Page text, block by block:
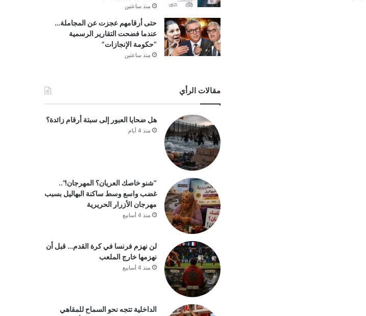
منذ ساعتين
حتى أرقامهم عجزت عن المجاملة…
عندما فضحت التقارير الرسمية
“حكومة الإنجازات”
منذ ساعتين
مقالات الرأي
هل ضحايا العبور إلى سبتة أرقام زائدة؟
منذ 4 أيام
“شنو خاصك العريان؟ المهرجان!”..
غضب واسع وسط ساكنة البهاليل بسبب
مهرجان الأزرار الحريرية
منذ 4 أسابيع
لن نهزم فرنسا في كرة القدم… قبل أن
نهزمها خارج الملعب
منذ 4 أسابيع
الداخلية تتجه نحو السماح للمقاهي